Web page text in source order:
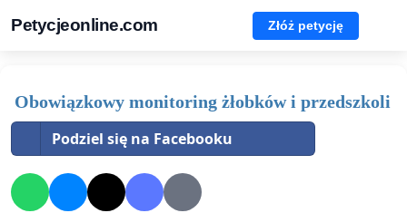
Petycjeonline.com Złóż petycję
Obowiązkowy monitoring żłobków i przedszkoli
Podziel się na Facebooku